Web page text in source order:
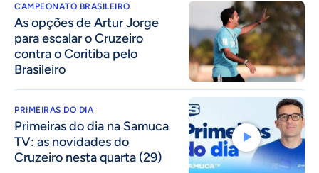
CAMPEONATO BRASILEIRO
As opções de Artur Jorge
para escalar o Cruzeiro
contra o Coritiba pelo
Brasileiro
PRIMEIRAS DO DIA
Primeiras do dia na Samuca
TV: as novidades do
Cruzeiro nesta quarta (29)